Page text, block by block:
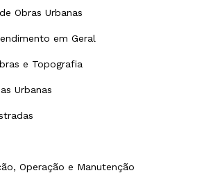
Obras Urbanas
em Geral
e Topografia
Urbanas
Operação e Manutenção